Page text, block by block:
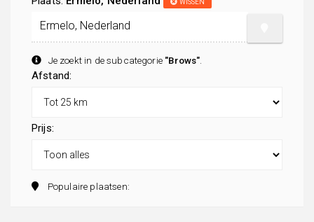
Je zoekt in de subcategorie "Brows"
Afstand:
Prijs:
Populaire plaatsen: